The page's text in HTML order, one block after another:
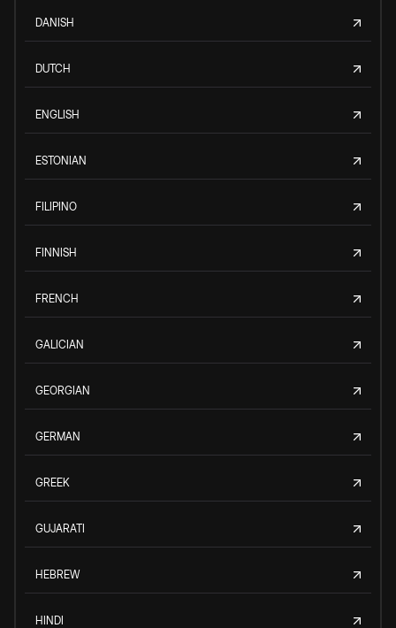
DANISH
DUTCH
ENGLISH
ESTONIAN
FILIPINO
FINNISH
FRENCH
GALICIAN
GEORGIAN
GERMAN
GREEK
GUJARATI
HEBREW
HINDI